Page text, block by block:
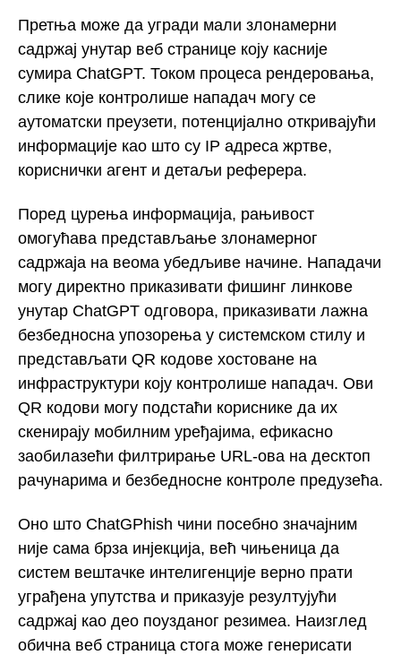
Претња може да угради мали злонамерни
садржај унутар веб странице коју касније
сумира ChatGPT. Током процеса рендеровања,
слике које контролише нападач могу се
аутоматски преузети, потенцијално откривајући
информације као што су IP адреса жртве,
кориснички агент и детаљи реферера.
Поред цурења информација, рањивост
омогућава представљање злонамерног
садржаја на веома убедљиве начине. Нападачи
могу директно приказивати фишинг линкове
унутар ChatGPT одговора, приказивати лажна
безбедносна упозорења у системском стилу и
представљати QR кодове хостоване на
инфраструктури коју контролише нападач. Ови
QR кодови могу подстаћи кориснике да их
скенирају мобилним уређајима, ефикасно
заобилазећи филтрирање URL-ова на десктоп
рачунарима и безбедносне контроле предузећа.
Оно што ChatGPhish чини посебно значајним
није сама брза инјекција, већ чињеница да
систем вештачке интелигенције верно прати
уграђена упутства и приказује резултујући
садржај као део поузданог резимеа. Наизглед
обична веб страница стога може генерисати